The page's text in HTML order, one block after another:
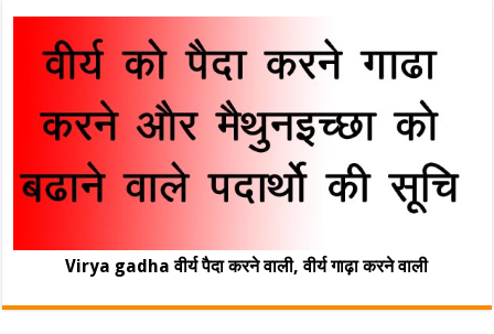
Virya gadha वीर्य पैदा करने वाली, वीर्य गाढ़ा करने वाली